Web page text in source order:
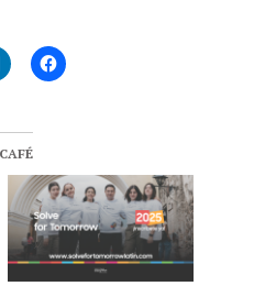
Solve for Tomorrow 2025: